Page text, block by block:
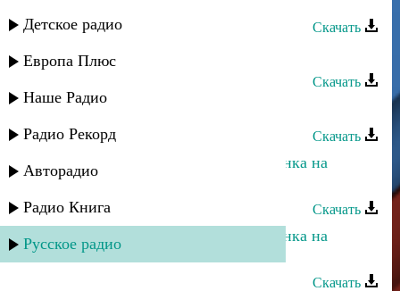
Детское радио
Европа Плюс
Наше Радио
Радио Рекорд
Авторадио
Радио Книга
Русское радио
Скачать
Пазилат Омарова - Лезгинка
Скачать
Замир - Пой гитара
Скачать
Неизвестный исполнитель - Лезгинка на
народных инструментах 1
Скачать
Неизвестный исполнитель - Лезгинка на
народных инструментах - 3
Скачать